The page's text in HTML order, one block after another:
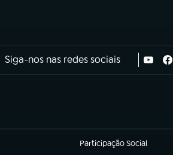
Siga-nos nas redes sociais
Participação Social
(abre em nova aba)